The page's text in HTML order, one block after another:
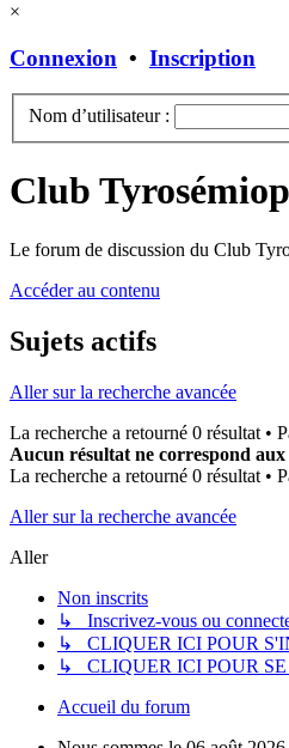
×
Connexion • Inscription
Nom d’utilisateur :
Club
Le forum de discussion du Club
Accéder au contenu
Sujets actifs
Aller sur la recherche avancée
La recherche a retourné 0 résultat •
Aucun résultat ne correspond aux
La recherche a retourné 0 résultat •
Aller sur la recherche avancée
Aller
Non inscrits
↳ Inscrivez-vous ou
↳ CLIQUER ICI POUR
↳ CLIQUER ICI POUR SE
Accueil du forum